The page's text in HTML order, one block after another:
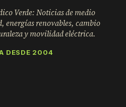
Verde: Noticias de medio
energías renovables, cambio
y movilidad eléctrica.
DESDE 2004